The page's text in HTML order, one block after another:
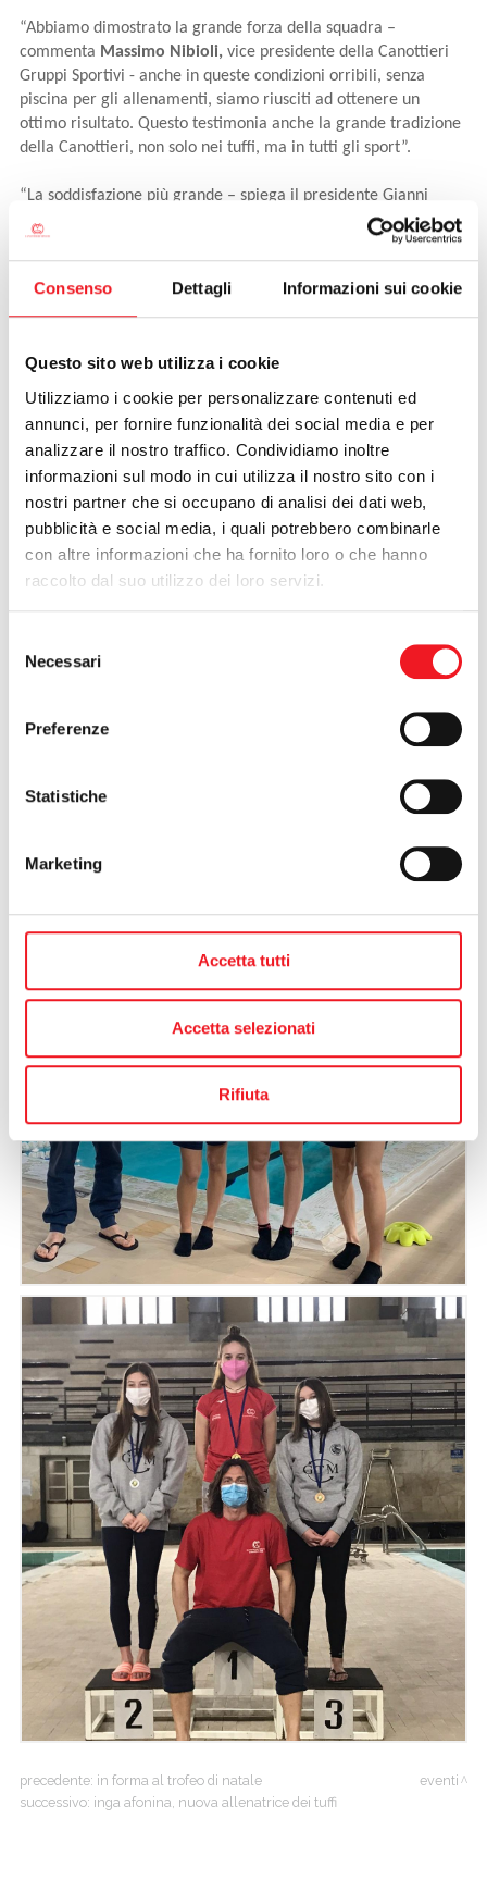
Consenso Dettagli Informazioni sui cookie
Questo sito web utilizza i cookie
Utilizziamo i cookie per personalizzare contenuti ed
annunci, per fornire funzionalità dei social media e per
analizzare il nostro traffico. Condividiamo inoltre
informazioni sul modo in cui utilizza il nostro sito con i
nostri partner che si occupano di analisi dei dati web,
pubblicità e social media, i quali potrebbero combinarle
con altre informazioni che ha fornito loro o che hanno
raccolto dal suo utilizzo dei loro servizi.
delNecessari
Preferenze
Statistiche
Marketing
Accetta tutti
Accetta selezionati
Rifiuta
“Abbiamo dimostrato la grande forza della squadra –
commenta Massimo Nibioli,vice presidente della Canottieri
Gruppi Sportivi - anche in queste condizioni orribili, senza
piscina per gli allenamenti, siamo riusciti ad ottenere un
ottimo risultato. Questo testimonia anche la grande tradizione
della Canottieri, non solo nei tuffi, ma in tutti gli sport”.
“La soddisfazione più grande – spiega il presidente Gianni
Mistrorigo - è veder maturare il percorso iniziato nel 2015, che
aveva l’ambizione di portare Sara Borghi ai vertici nazionali, ed
scuola di tuffi capace di offrire continuità oltre che qualità,
degna della tradizione della nostra storia sportiva”.
precedente: in forma al trofeo di natale
successivo: inga afonina, nuova allenatrice dei tuffi
eventi